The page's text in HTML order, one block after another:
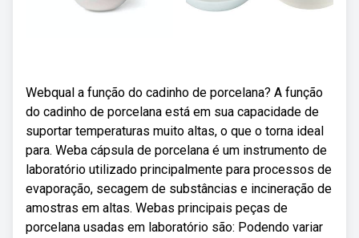
Webqual a função do cadinho de porcelana? A função
do cadinho de porcelana está em sua capacidade de
suportar temperaturas muito altas, o que o torna ideal
para. Weba cápsula de porcelana é um instrumento de
laboratório utilizado principalmente para processos de
evaporação, secagem de substâncias e incineração de
amostras em altas. Webas principais peças de
porcelana usadas em laboratório são: Podendo variar